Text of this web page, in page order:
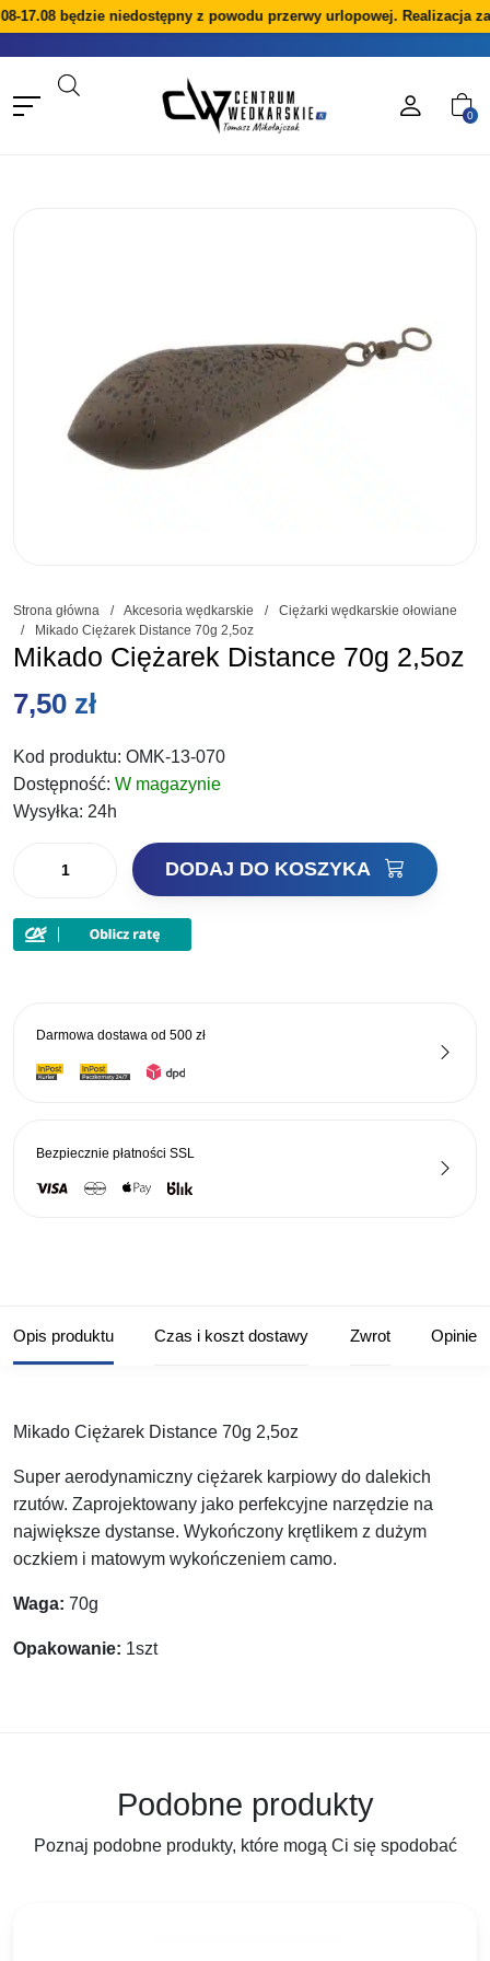
17.08 będzie niedostępny z powodu przerwy urlopowej. Realizacja
0
Strona główna / Akcesoria wędkarskie /
Ciężarki wędkarskie ołowiane
/
Mikado Ciężarek Distance 70g 2,5oz
Mikado Ciężarek Distance 70g 2,5oz
7,50 zł
Kod produktu: OMK-13-070
Dostępność: W magazynie
Wysyłka: 24h
Mikado
Distance
DODAJ DO KOSZYKA
Darmowa dostawa od 500 zł
Bezpiecznie płatności SSL
Opis produktu Czas i koszt dostawy Zwrot Opinie
Mikado Ciężarek Distance 70g 2,5oz
Super aerodynamiczny ciężarek karpiowy do dalekich
rzutów. Zaprojektowany jako perfekcyjne narzędzie na
największe dystanse. Wykończony krętlikem z dużym
oczkiem i matowym wykończeniem camo.
Waga: 70g
Opakowanie: 1szt
Podobne produkty
Poznaj podobne produkty, które mogą Ci się spodobać